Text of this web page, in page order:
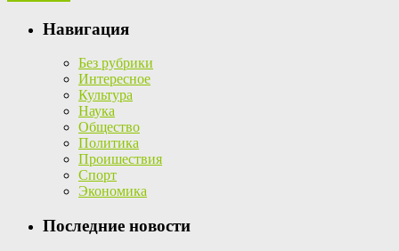
Навигация
Без рубрики
Интересное
Культура
Наука
Общество
Политика
Проишествия
Спорт
Экономика
Последние новости